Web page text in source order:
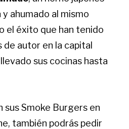
y ahumado al mismo
el éxito que han tenido
de autor en la capital
sus cocinas hasta
sus Smoke Burgers en
también podrás pedir